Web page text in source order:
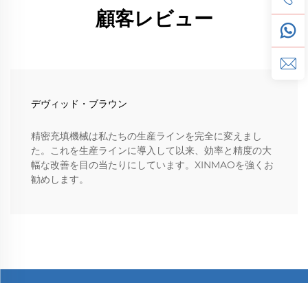
顧客レビュー
デヴィッド・ブラウン
精密充填機械は私たちの生産ラインを完全に変えまし
た。これを生産ラインに導入して以来、効率と精度の大
幅な改善を目の当たりにしています。XINMAOを強くお
勧めします。